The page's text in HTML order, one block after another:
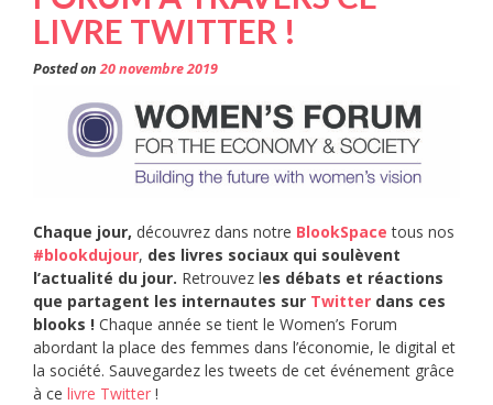
LIVRE TWITTER !
Posted on20 novembre 2019
Chaque jour, découvrez dans notre BlookSpace tous nos
#blookdujour, des livres sociaux qui soulèvent
l’actualité du jour. Retrouvez les débats et réactions
que partagent les internautes sur Twitter dans ces
blooks ! Chaque année se tient le Women’s Forum
abordant la place des femmes dans l’économie, le digital et
la société. Sauvegardez les tweets de cet événement grâce
à ce livre Twitter !